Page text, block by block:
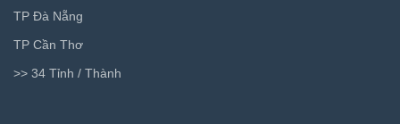
TP Đà Nẵng
TP Cần Thơ
>> 34 Tỉnh / Thành